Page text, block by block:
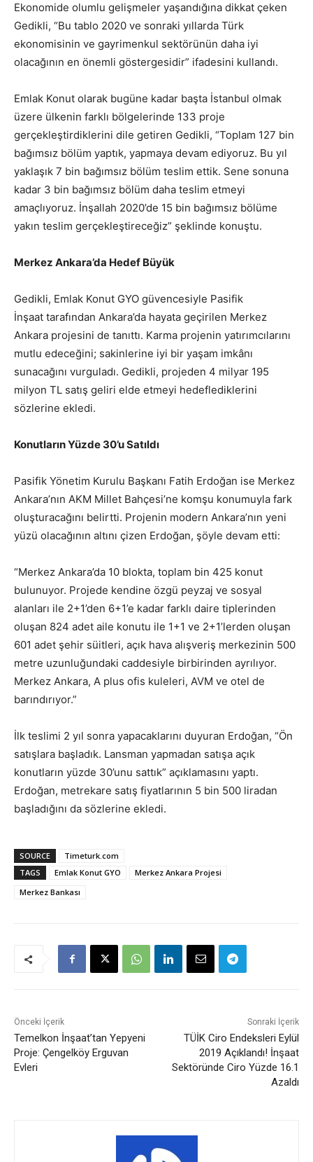
Ekonomide olumlu gelişmeler yaşandığına dikkat çeken
Gedikli, “Bu tablo 2020 ve sonraki yıllarda Türk
ekonomisinin ve gayrimenkul sektörünün daha iyi
olacağının en önemli göstergesidir” ifadesini kullandı.
Emlak Konut olarak bugüne kadar başta İstanbul olmak
üzere ülkenin farklı bölgelerinde 133 proje
gerçekleştirdiklerini dile getiren Gedikli, “Toplam 127 bin
bağımsız bölüm yaptık, yapmaya devam ediyoruz. Bu yıl
yaklaşık 7 bin bağımsız bölüm teslim ettik. Sene sonuna
kadar 3 bin bağımsız bölüm daha teslim etmeyi
amaçlıyoruz. İnşallah 2020’de 15 bin bağımsız bölüme
yakın teslim gerçekleştireceğiz” şeklinde konuştu.
Merkez Ankara’da Hedef Büyük
Gedikli, Emlak Konut GYO güvencesiyle Pasifik
İnşaat tarafından Ankara’da hayata geçirilen Merkez
Ankara projesini de tanıttı. Karma projenin yatırımcılarını
mutlu edeceğini; sakinlerine iyi bir yaşam imkânı
sunacağını vurguladı. Gedikli, projeden 4 milyar 195
milyon TL satış geliri elde etmeyi hedeflediklerini
sözlerine ekledi.
Konutların Yüzde 30’u Satıldı
Pasifik Yönetim Kurulu Başkanı Fatih Erdoğan ise Merkez
Ankara’nın AKM Millet Bahçesi’ne komşu konumuyla fark
oluşturacağını belirtti. Projenin modern Ankara’nın yeni
yüzü olacağının altını çizen Erdoğan, şöyle devam etti:
“Merkez Ankara’da 10 blokta, toplam bin 425 konut
bulunuyor. Projede kendine özgü peyzaj ve sosyal
alanları ile 2+1’den 6+1’e kadar farklı daire tiplerinden
oluşan 824 adet aile konutu ile 1+1 ve 2+1’lerden oluşan
601 adet şehir süitleri, açık hava alışveriş merkezinin 500
metre uzunluğundaki caddesiyle birbirinden ayrılıyor.
Merkez Ankara, A plus ofis kuleleri, AVM ve otel de
barındırıyor.”
İlk teslimi 2 yıl sonra yapacaklarını duyuran Erdoğan, “Ön
satışlara başladık. Lansman yapmadan satışa açık
konutların yüzde 30’unu sattık” açıklamasını yaptı.
Erdoğan, metrekare satış fiyatlarının 5 bin 500 liradan
başladığını da sözlerine ekledi.
SOURCE
Timeturk.com
TAGS
Emlak Konut GYO
Merkez Ankara Projesi
Merkez Bankası
Önceki İçerik
Temelkon İnşaat’tan Yepyeni
Proje: Çengelköy Erguvan
Evleri
Sonraki İçerik
TÜİK Ciro Endeksleri Eylül
2019 Açıklandı! İnşaat
Sektöründe Ciro Yüzde 16.1
Azaldı